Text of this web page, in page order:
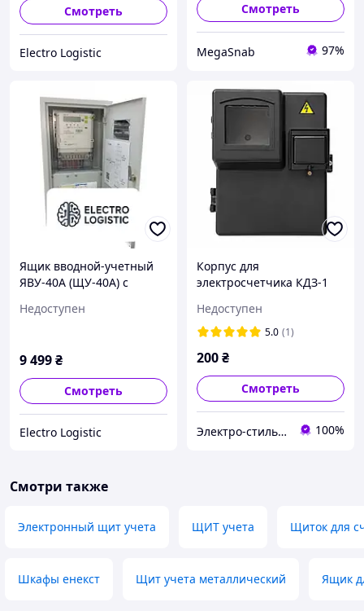
Смотреть
Electro Logistic
Смотреть
MegaSnab 97%
Ящик вводной-учетный
ЯВУ-40А (ЩУ-40А) с
и напряжением 380В
Недоступен
9 499₴
Смотреть
Electro Logistic
Корпус для
электросчетчика КДЗ-1
защитный бокс для
однофазного счетчика,
Недоступен
5.0 (1)
200₴
Смотреть
Электро-стиль - интернет-магазин электротоваров 100%
Смотри также
Электронный щит учета ЩИТ учета Щиток для
Шкафы енекст Щит учета металлический Ящик